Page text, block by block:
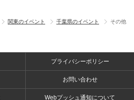
関東のイベント 千葉県のイベント
その他
プライバシーポリシー
お問い合わせ
Webプッシュ通知について